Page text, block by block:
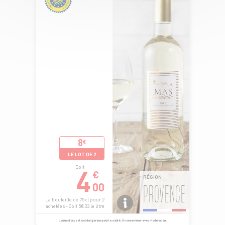
8€
LE LOT DE 2
Soit
4 €
00
La bouteille de 75 cl pour 2
achetées - Soit 5€33 le litre
RÉGION
PROVENCE
L’abus d’alcool est dangereux pour la santé. À consommer avec modération.